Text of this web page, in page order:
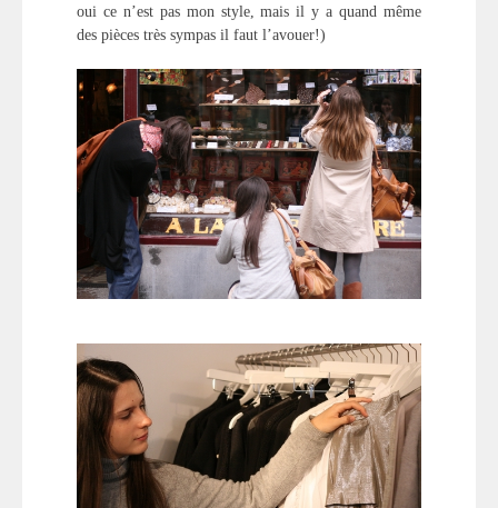
oui ce n’est pas mon style, mais il y a quand même
des pièces très sympas il faut l’avouer!)